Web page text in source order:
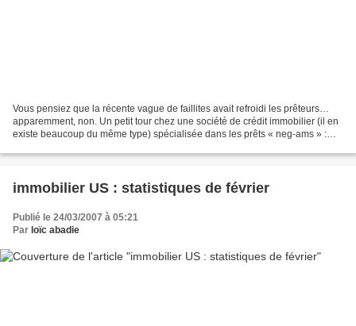
Vous pensiez que la récente vague de faillites avait refroidi les prêteurs…
apparemment, non. Un petit tour chez une société de crédit immobilier (il en
existe beaucoup du même type) spécialisée dans les prêts « neg-ams » :
immobilier US : statistiques de février
Publié le 24/03/2007 à 05:21
Par loïc abadie